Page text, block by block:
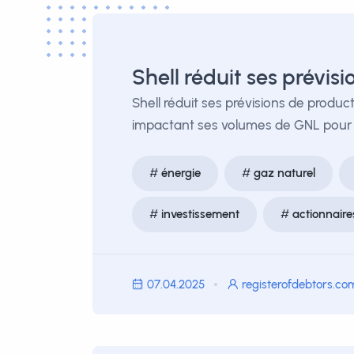
Shell réduit ses
Shell réduit ses prévisions de
impactant ses volumes de GNL
énergie gaz naturel
investissement
07.04.2025